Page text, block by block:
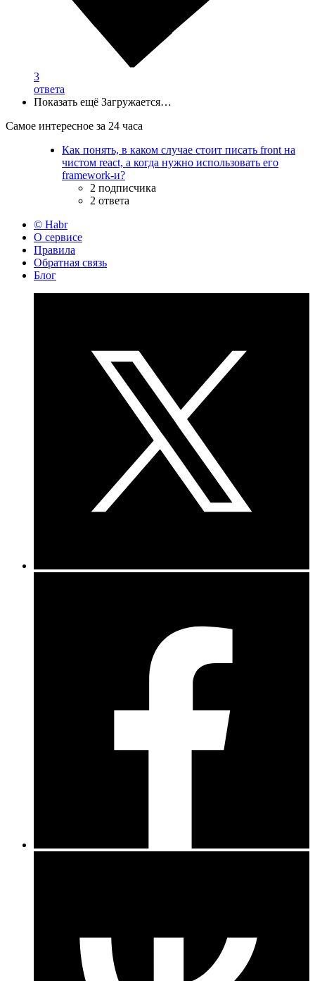
3
ответа
Показать ещё Загружается…
Самое интересное за 24 часа
Как понять, в каком случае стоит писать front на
чистом react, а когда нужно использовать его
framework-и?
2 подписчика
2 ответа
© Habr
О сервисе
Правила
Обратная связь
Блог